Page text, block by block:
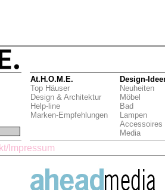
At.H.O.M.E.
Top Häuser
Design & Architektur
Help-line
Marken-Empfehlungen
Design-
Neuheiten
Möbel
Bad
Lampen
Accessoires
Media
Impressum